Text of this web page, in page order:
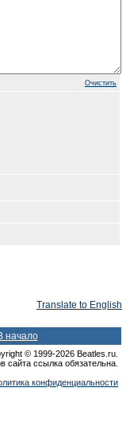
Очистить
Translate to English
начало
© 1999-2026 Beatles.ru.
ссылка обязательна.
конфиденциальности